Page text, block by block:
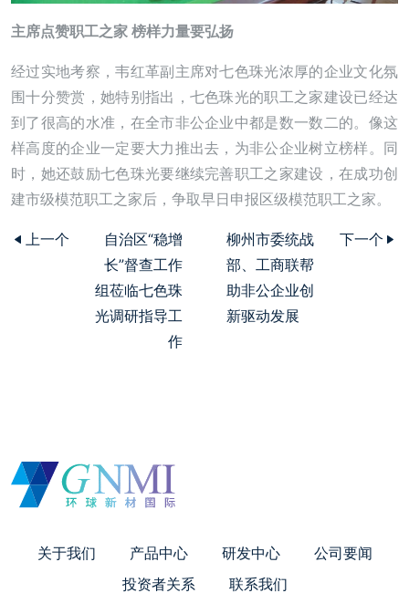
主席点赞职工之家 榜样力量要弘扬
经过实地考察，韦红革副主席对七色珠光浓厚的企业文化氛
围十分赞赏，她特别指出，七色珠光的职工之家建设已经达
到了很高的水准，在全市非公企业中都是数一数二的。像这
样高度的企业一定要大力推出去，为非公企业树立榜样。同
时，她还鼓励七色珠光要继续完善职工之家建设，在成功创
建市级模范职工之家后，争取早日申报区级模范职工之家。
上一个
自治区“稳增
长”督查工作
组莅临七色珠
光调研指导工
作
柳州市委统战
部、工商联帮
助非公企业创
新驱动发展
下一个
关于我们 产品中心 研发中心
公司要闻
投资者关系
联系我们